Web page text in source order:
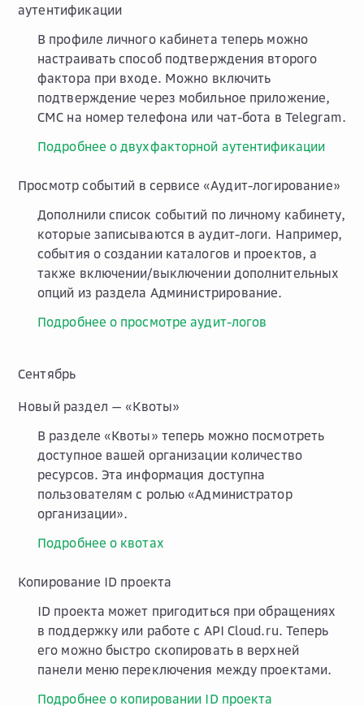
аутентификации
В профиле личного кабинета теперь можно
настраивать способ подтверждения второго
фактора при входе. Можно включить
подтверждение через мобильное приложение,
СМС на номер телефона или чат-бота в Telegram.
Подробнее о двухфакторной аутентификации
Просмотр событий в сервисе «Аудит-логирование»
Дополнили список событий по личному кабинету,
которые записываются в аудит-логи. Например,
события о создании каталогов и проектов, а
также включении/выключении дополнительных
опций из раздела Администрирование.
Подробнее о просмотре аудит-логов
Сентябрь
Новый раздел — «Квоты»
В разделе «Квоты» теперь можно посмотреть
доступное вашей организации количество
ресурсов. Эта информация доступна
пользователям с ролью «Администратор
организации».
Подробнее о квотах
Копирование ID проекта
ID проекта может пригодиться при обращениях
в поддержку или работе с API Cloud.ru. Теперь
его можно быстро скопировать в верхней
панели меню переключения между проектами.
Подробнее о копировании ID проекта